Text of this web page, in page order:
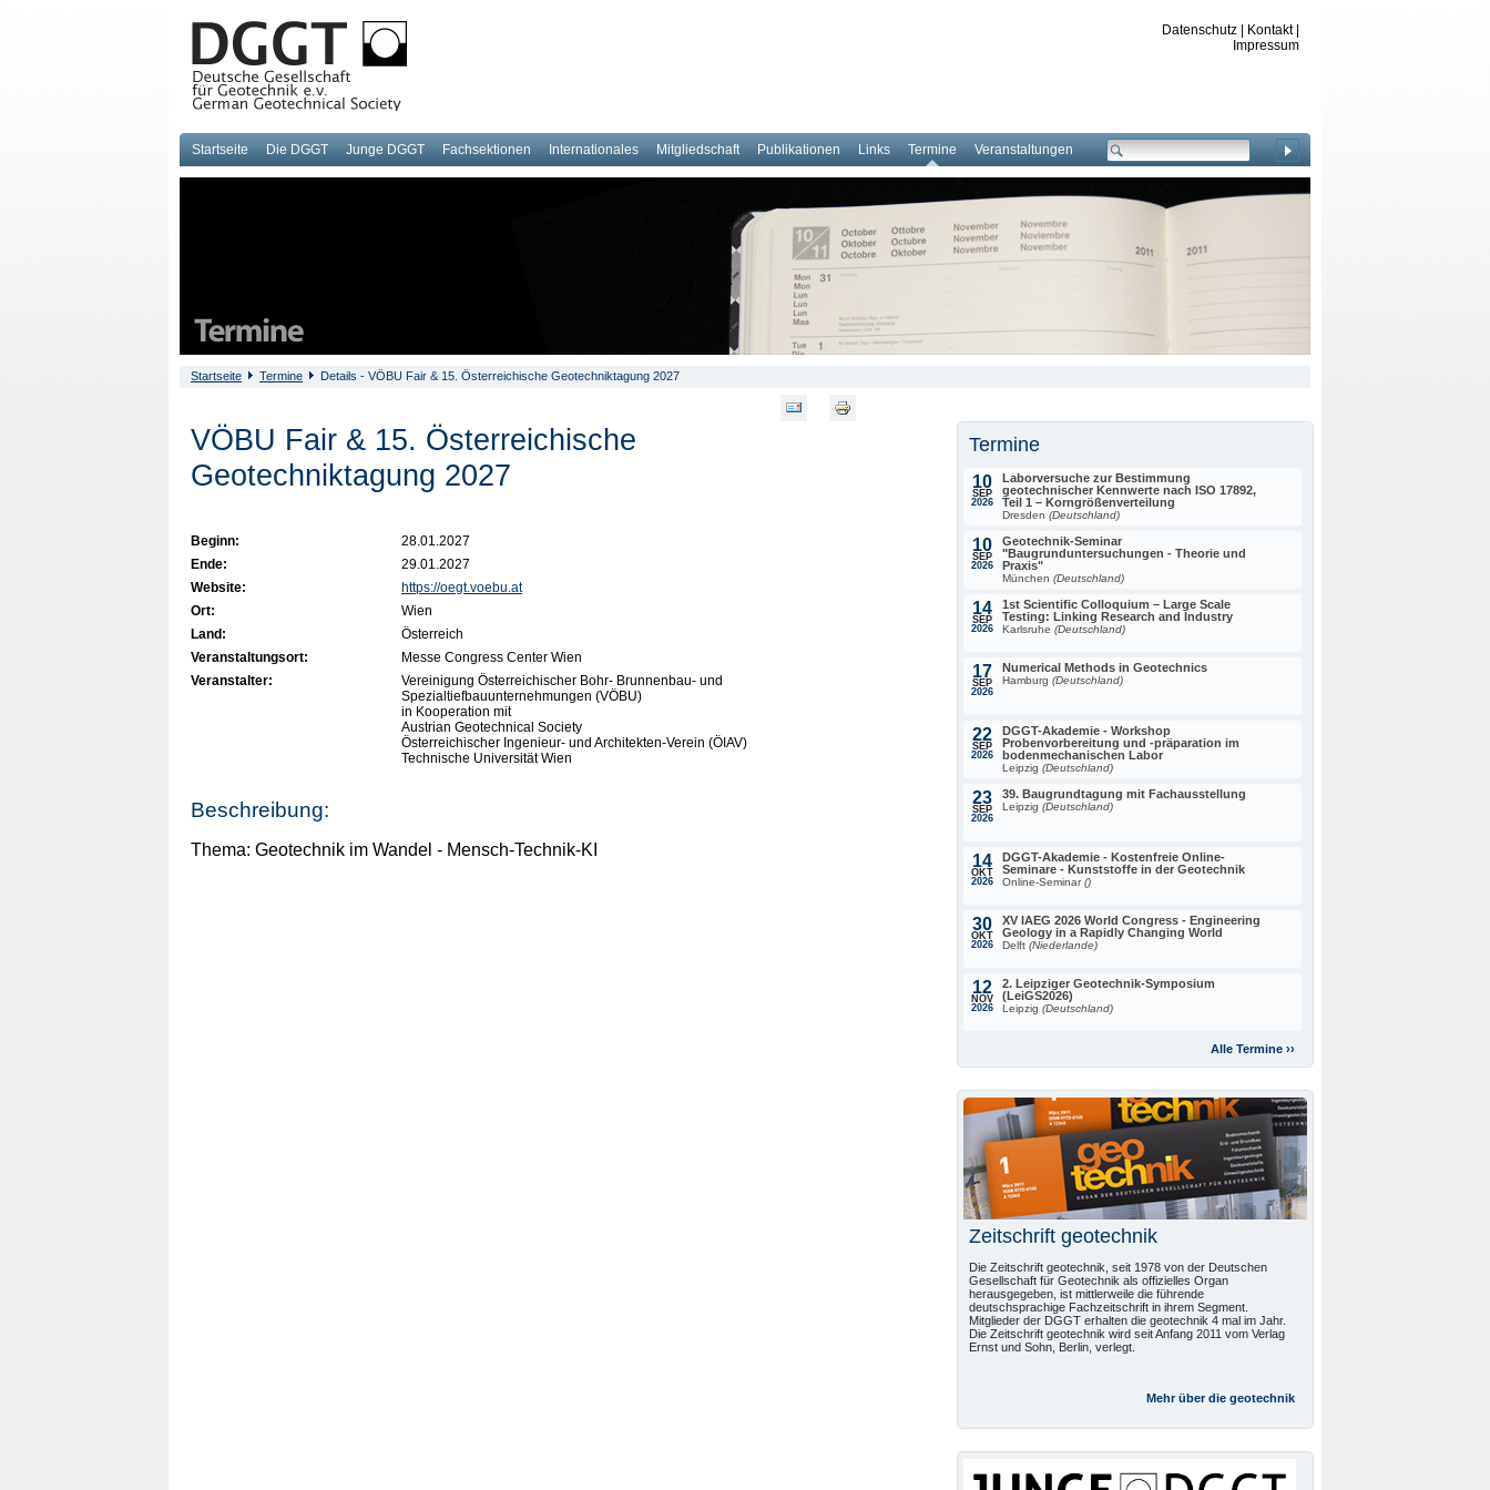
Datenschutz Kontakt|
Impressum
Startseite Die DGGT Junge DGGT Fachsektionen Internationales Mitgliedschaft Publikationen Links Termine Veranstaltungen
Startseite Termine Details - VÖBU Fair & 15. Österreichische Geotechniktagung 2027
VÖBU Fair & 15. Österreichische
Geotechniktagung 2027
Beginn:
28.01.2027
Ende:
29.01.2027
Website:
https://oegt.voebu.at
Ort:
Wien
Land:
Österreich
Veranstaltungsort:
Messe Congress Center Wien
Veranstalter:
Vereinigung Österreichischer Bohr- Brunnenbau- und
Spezialtiefbauunternehmungen (VÖBU)
in Kooperation mit
Austrian Geotechnical Society
Österreichischer Ingenieur- und Architekten-Verein (ÖIAV)
Technische Universität Wien
Beschreibung:
Thema: Geotechnik im Wandel - Mensch-Technik-KI
Termine
10
SEP
2026
Laborversuche zur Bestimmung
geotechnischer Kennwerte nach ISO 17892,
Teil 1 – Korngrößenverteilung
Dresden (Deutschland)
10
SEP
2026
Geotechnik-Seminar
"Baugrunduntersuchungen - Theorie und
Praxis"
München (Deutschland)
14
SEP
2026
1st Scientific Colloquium – Large Scale
Testing: Linking Research and Industry
Karlsruhe (Deutschland)
17
SEP
2026
Numerical Methods in Geotechnics
Hamburg (Deutschland)
22
SEP
2026
DGGT-Akademie - Workshop
Probenvorbereitung und -präparation im
bodenmechanischen Labor
Leipzig (Deutschland)
23
SEP
2026
39. Baugrundtagung mit Fachausstellung
Leipzig (Deutschland)
14
OKT
2026
DGGT-Akademie - Kostenfreie Online-
Seminare - Kunststoffe in der Geotechnik
Online-Seminar()
30
OKT
2026
XV IAEG 2026 World Congress - Engineering
Geology in a Rapidly Changing World
Delft (Niederlande)
12
NOV
2026
2. Leipziger Geotechnik-Symposium
(LeiGS2026)
Leipzig (Deutschland)
Alle Termine ››
Zeitschrift geotechnik
Die Zeitschrift geotechnik, seit 1978 von der Deutschen
Gesellschaft für Geotechnik als offizielles Organ
herausgegeben, ist mittlerweile die führende
deutschsprachige Fachzeitschrift in ihrem Segment.
Mitglieder der DGGT erhalten die geotechnik 4 mal im Jahr.
Die Zeitschrift geotechnik wird seit Anfang 2011 vom Verlag
Ernst und Sohn, Berlin, verlegt.
Mehr über die geotechnik